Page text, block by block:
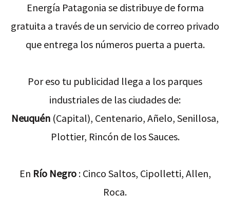
Energía Patagonia se distribuye de forma
gratuita a través de un servicio de correo privado
que entrega los números puerta a puerta.
Por eso tu publicidad llega a los parques
industriales de las ciudades de:
Neuquén (Capital), Centenario, Añelo, Senillosa,
Plottier, Rincón de los Sauces.
En Río Negro: Cinco Saltos, Cipolletti, Allen,
Roca.